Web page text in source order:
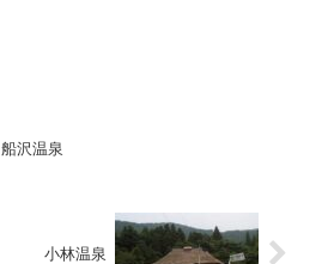
船沢温泉
小林温泉